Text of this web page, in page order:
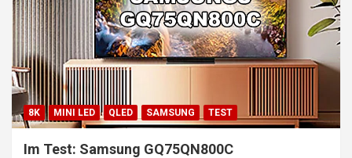
8K MINI LED QLED SAMSUNG TEST
Im Test: Samsung GQ75QN800C